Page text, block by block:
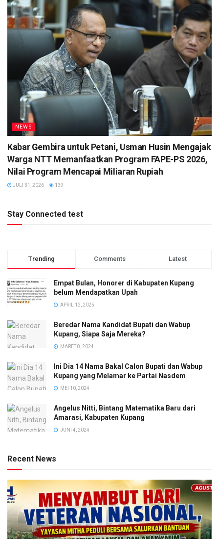
NEWS
Kabar Gembira untuk Petani, Usman Husin Mengajak
Warga NTT Memanfaatkan Program FAPE-PS 2026,
Nilai Program Mencapai Miliaran Rupiah
JULI 31, 2026 139
Stay Connected test
Trending Comments Latest
Empat Bulan, Honorer di Kabupaten Kupang
belum Mendapatkan Upah
APRIL 12, 2025
Beredar Nama Kandidat Bupati dan Wabup
Kupang, Siapa Saja Mereka?
MARET 8, 2024
Ini Dia 14 Nama Bakal Calon Bupati dan Wabup
Kupang yang Melamar ke Partai Nasdem
MEI 10, 2024
Angelus Nitti, Bintang Matematika Baru dari
Amarasi, Kabupaten Kupang
JUNI 4, 2024
Recent News